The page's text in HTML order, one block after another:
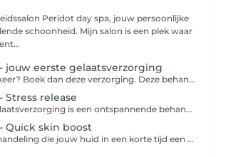
Peridot day spa, jouw persoonlijke
Mijn salon is een plek waar
jouw eerste gelaatsverzorging
Kom je voor de 1ste keer? Boek dan deze verzorging. Deze behandeling omvat: het reinigen van het gelaat, zachte peeling, epileren van de wenkbrauwen, masker en als finishing touch serum en crème. De behandeling wordt toegepast op gelaat en decolleté. Wens je tijdens deze behandeling nog een extra behandeling bij te boeken zoals bvb waxen bovenlip,.., gelieve deze APART bij te boeken.
release
De Stress Release gelaatsverzorging is een ontspannende behandeling die specifiek gericht is op het verminderen van stress en spanning in het gelaat, nek en schouders. Het combineert technieken van Fascia en release therapie om spanning los te maken, circulatie te verbeteren en het zenuwstelsel te kalmeren. We starten de behandeling met een reiniging van het gelaat en nadien volgt er een lange, diepe aangepaste massage. Elke vorm van spanning wordt gelokaliseerd en behandeld zodat jij je rustig en vederlicht voelt. Nadien krijg je nog masker alvorens je weer ontspannen de deur uitgaat.
Quick skin boost
Een korte gelaatsbehandeling die jouw huid in een korte tijd een boost geeft. Deze behandeling omvat: reinigen van het gelaat, zachte peeling, masker en als finishing touch serum en crème. De behandeling wordt toegepast op gelaat en decolleté. Wens je tijdens deze behandeling nog een extra behandeling bij te boeken zoals bvb waxen,.., gelieve deze APART bij te boeken. Epileren wenkbrauwen NIET inbegrepen bij behandeling.